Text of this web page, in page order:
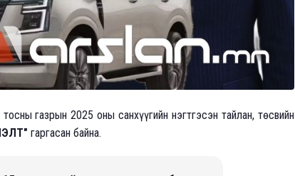
газрын 2025 оны санхүүгийн нэгтгэсэн тайлан, төсвийн
гаргасан байна.